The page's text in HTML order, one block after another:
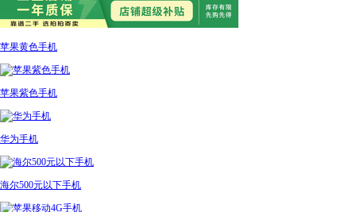
苹果黄色手机
苹果紫色手机
华为手机
海尔500元以下手机